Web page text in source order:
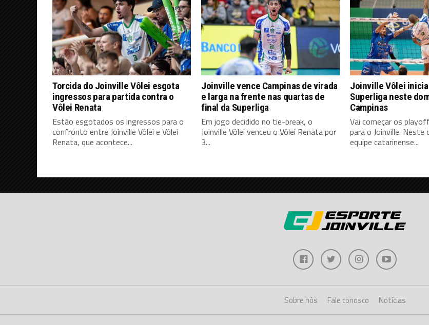
Torcida do Joinville Vôlei esgota
ingressos para partida contra o
Vôlei Renata
Estão esgotados os ingressos para o
confronto entre Joinville Vôlei e Vôlei
Renata, que acontece...
Joinville vence Campinas de virada
e larga na frente nas quartas de
final da Superliga
Em jogo decidido no tie-break, o
Joinville Vôlei venceu o Vôlei Renata por
3...
Joinville Vôlei
Superliga neste
Campinas
Vai começar os
para o Joinville. Neste
equipe catarinense...
Sobre nós Fale conosco Notícias